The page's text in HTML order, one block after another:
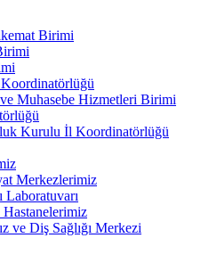
Birimi
Muhasebe Hizmetleri Birimi
Kurulu İl Koordinatörlüğü
Merkezlerimiz
Laboratuvarı
ve Diş Sağlığı Merkezi